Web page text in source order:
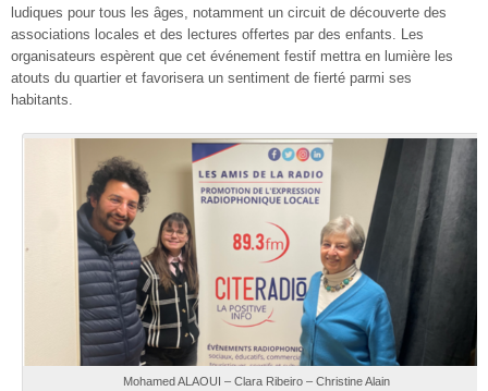
ludiques pour tous les âges, notamment un circuit de découverte des
associations locales et des lectures offertes par des enfants. Les
organisateurs espèrent que cet événement festif mettra en lumière les
atouts du quartier et favorisera un sentiment de fierté parmi ses
habitants.
Mohamed ALAOUI – Clara Ribeiro – Christine Alain